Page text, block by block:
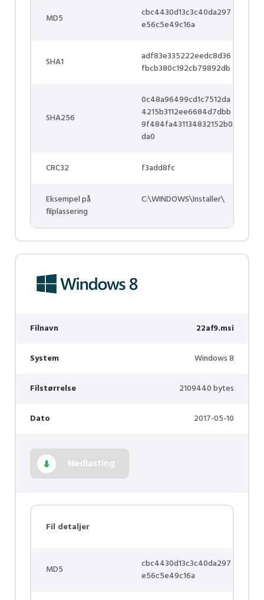
MD5
cbc4430d13c3c40da297
e56c5e49c16a
SHA1
adf83e335222eedc8d36
fbcb380c192cb79892db
SHA256
0c48a96499cd1c7512da
4215b3112ee6684d7dbb
9f484fa431134832152b0
da0
CRC32 f3add8fc
Eksempel på
filplassering
C:\WINDOWS\Installer\
Filnavn 22af9.msi
System Windows 8
Filstørrelse 2109440 bytes
Dato 2017-05-10
Nedlasting
Fil detaljer
MD5
cbc4430d13c3c40da297
e56c5e49c16a